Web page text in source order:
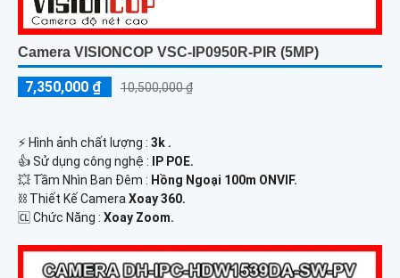
Camera VISIONCOP VSC-IP0950R-PIR (5MP)
7,350,000 ₫ 10,500,000 ₫
️⚡ Hình ảnh chất lượng : 3k .
👍 Sử dụng công nghệ :
IP POE.
💥 Tầm Nhìn Ban Đêm : Hồng Ngoại 100m ONVIF.
⛓ Thiết Kế Camera Xoay 360.
️🆑 Chức Năng : Xoay Zoom.